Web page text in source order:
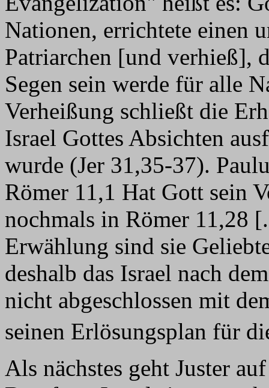
Nationen, errichtete einen
Patriarchen [und verhieß],
Segen sein werde für alle
Verheißung schließt die
Israel Gottes Absichten
wurde (Jer 31,35-37).
Römer 11,1 Hat Gott sein
nochmals in Römer 11,28
Erwählung sind sie
deshalb das Israel nach
nicht abgeschlossen mit
seinen Erlösungsplan für
Als nächstes geht Juster